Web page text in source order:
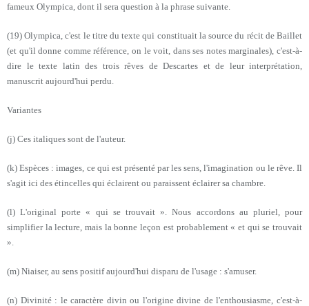
fameux Olympica, dont il sera question à la phrase suivante.
(19) Olympica, c'est le titre du texte qui constituait la source du récit de Baillet
(et qu'il donne comme référence, on le voit, dans ses notes marginales), c'est-à-
dire le texte latin des trois rêves de Descartes et de leur interprétation,
manuscrit aujourd'hui perdu.
Variantes
(j) Ces italiques sont de l'auteur.
(k) Espèces : images, ce qui est présenté par les sens, l'imagination ou le rêve. Il
s'agit ici des étincelles qui éclairent ou paraissent éclairer sa chambre.
(l) L'original porte « qui se trouvait ». Nous accordons au pluriel, pour
simplifier la lecture, mais la bonne leçon est probablement « et qui se trouvait
».
(m) Niaiser, au sens positif aujourd'hui disparu de l'usage : s'amuser.
(n) Divinité : le caractère divin ou l'origine divine de l'enthousiasme, c'est-à-